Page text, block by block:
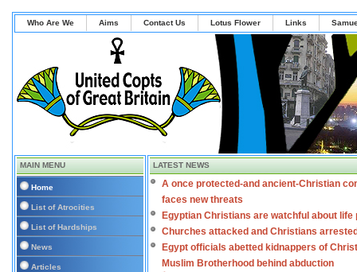
Who Are We Aims Contact Us Lotus Flower Links
MAIN MENU
Home
List of Atrocities
List of Hardships
News
Articles
LATEST NEWS
A once protected-and ancient-Christian
faces new threats
Egyptian Christians are watchful about life
Churches attacked and Christians
Egypt officials abetted kidnappers of
Muslim Brotherhood behind abduction